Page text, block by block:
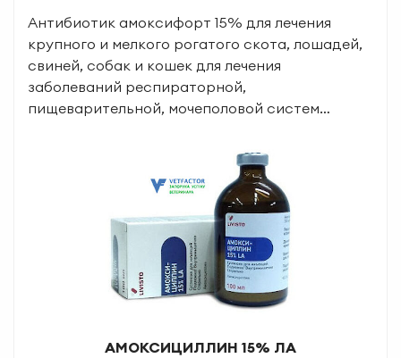
Антибиотик амоксифорт 15% для лечения
крупного и мелкого рогатого скота, лошадей,
свиней, собак и кошек для лечения
заболеваний респираторной,
пищеварительной, мочеполовой систем…
АМОКСИЦИЛЛИН 15% ЛА